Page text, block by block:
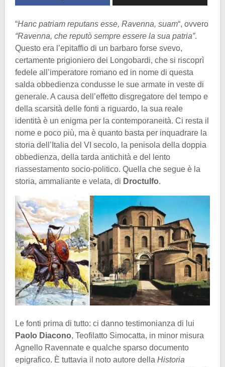
“Hanc patriam reputans esse, Ravenna, suam“, ovvero
“Ravenna, che reputò sempre essere la sua patria”.
Questo era l’epitaffio di un barbaro forse svevo,
certamente prigioniero dei Longobardi, che si riscoprì
fedele all’imperatore romano ed in nome di questa
salda obbedienza condusse le sue armate in veste di
generale. A causa dell’effetto disgregatore del tempo e
della scarsità delle fonti a riguardo, la sua reale
identità è un enigma per la contemporaneità. Ci resta il
nome e poco più, ma è quanto basta per inquadrare la
storia dell’Italia del VI secolo, la penisola della doppia
obbedienza, della tarda antichità e del lento
riassestamento socio-politico. Quella che segue è la
storia, ammaliante e velata, di Droctulfo.
Le fonti prima di tutto: ci danno testimonianza di lui
Paolo Diacono, Teofilatto Simocatta, in minor misura
Agnello Ravennate e qualche sparso documento
epigrafico. È tuttavia il noto autore della Historia